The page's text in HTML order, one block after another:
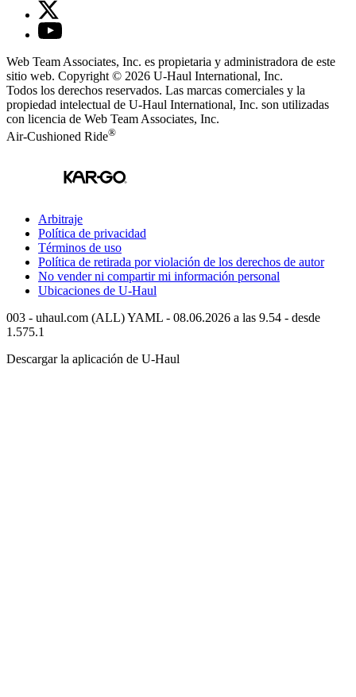
Web Team Associates, Inc. es propietaria y administradora de este
sitio web. Copyright © 2026 U-Haul International, Inc.
Todos los derechos reservados. Las marcas comerciales y la
propiedad intelectual de U-Haul International, Inc. son utilizadas
con licencia de Web Team Associates, Inc.
Air-Cushioned Ride®
Arbitraje
Política de privacidad
Términos de uso
Política de retirada por violación de los derechos de autor
No vender ni compartir mi información personal
Ubicaciones de U-Haul
003 - uhaul.com (ALL) YAML - 08.06.2026 a las 9.54 - desde
1.575.1
Descargar la aplicación de U-Haul